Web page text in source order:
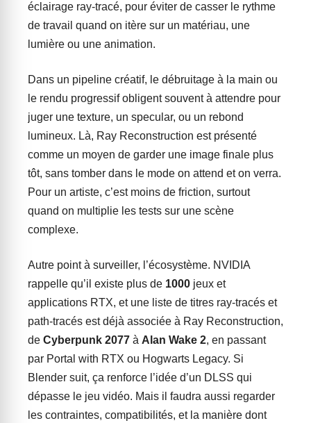
éclairage ray-tracé, pour éviter de casser le rythme
de travail quand on itère sur un matériau, une
lumière ou une animation.
Dans un pipeline créatif, le débruitage à la main ou
le rendu progressif obligent souvent à attendre pour
juger une texture, un specular, ou un rebond
lumineux. Là, Ray Reconstruction est présenté
comme un moyen de garder une image finale plus
tôt, sans tomber dans le mode on attend et on verra.
Pour un artiste, c’est moins de friction, surtout
quand on multiplie les tests sur une scène
complexe.
Autre point à surveiller, l’écosystème. NVIDIA
rappelle qu’il existe plus de 1000 jeux et
applications RTX, et une liste de titres ray-tracés et
path-tracés est déjà associée à Ray Reconstruction,
de Cyberpunk 2077 à Alan Wake 2, en passant
par Portal with RTX ou Hogwarts Legacy. Si
Blender suit, ça renforce l’idée d’un DLSS qui
dépasse le jeu vidéo. Mais il faudra aussi regarder
les contraintes, compatibilités, et la manière dont